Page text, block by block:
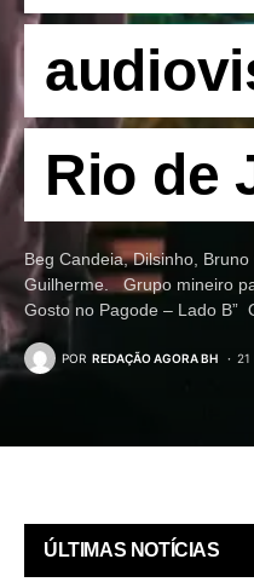
Rio de
Beg Candeia, Dilsinho,
Guilherme. Grupo mineiro
Gosto no Pagode – Lado B”
POR REDAÇÃO AGORA BH 21
ÚLTIMAS NOTÍCIAS